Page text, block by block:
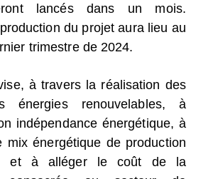
lancés dans un mois.
du projet aura lieu au
trimestre de 2024.
à travers la réalisation des
énergies renouvelables, à
indépendance énergétique, à
mix énergétique de production
et à alléger le coût de la